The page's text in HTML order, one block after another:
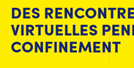
DES
VIRTUELLES
CONFINEMENT